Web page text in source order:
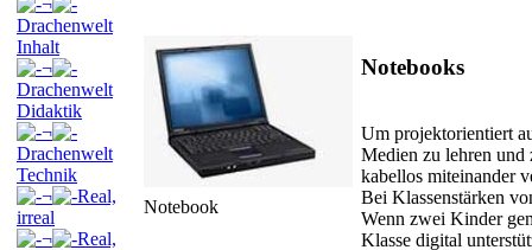
¬
Drachenwelt
Inhalt
¬
Drachenwelt
Didaktik
¬
Drachenwelt
Technik
¬
Real,
irreal
¬
Real,
Notebook
Notebooks
Um projektorientiert
Medien zu lehren und
kabellos miteinander
Bei Klassenstärken
Wenn zwei Kinder
Klasse digital